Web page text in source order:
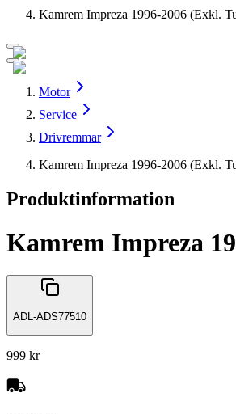
Kamrem Impreza 1996-2006 (Exkl.
Motor
Service
Drivremmar
Kamrem Impreza 1996-2006 (Exkl.
Produktinformation
Kamrem Impreza
ADL-ADS77510
999 kr